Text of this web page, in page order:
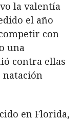
la valentía
el año
con
una
contra ellas
natación
en Florida,